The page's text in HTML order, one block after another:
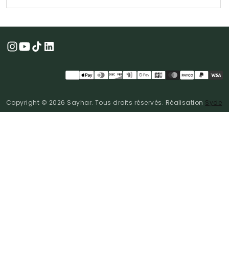
Copyright © 2026 Sayhar. Tous droits réservés. Réalisation Syde